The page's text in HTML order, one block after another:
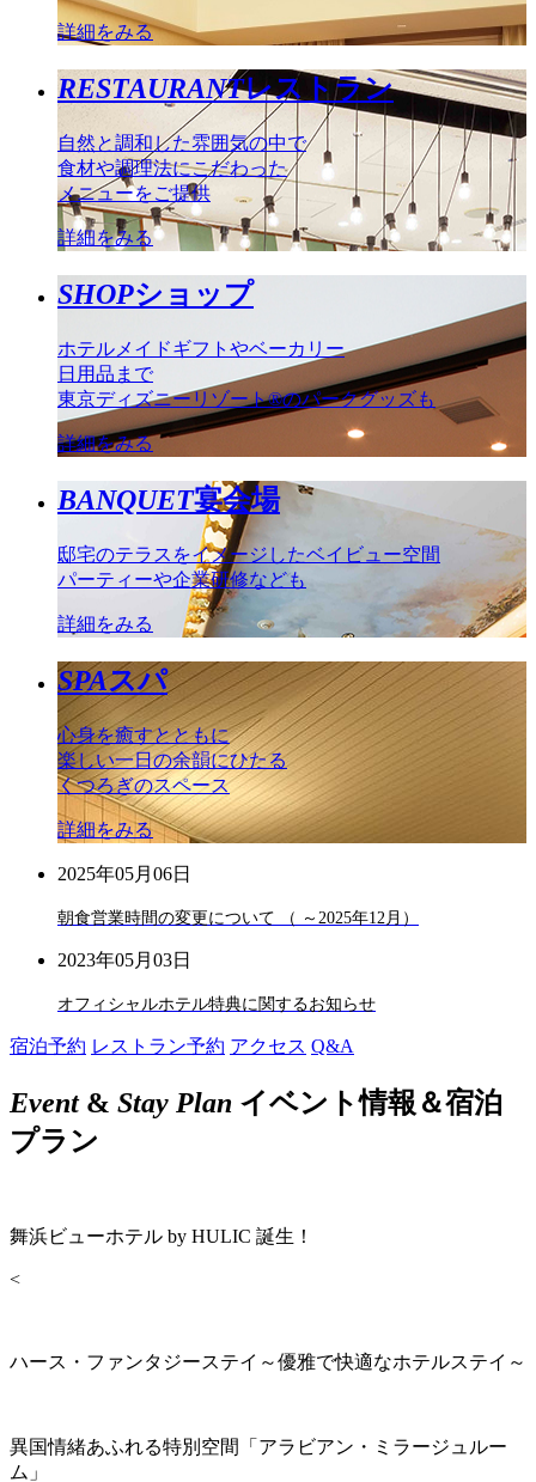
詳細をみる
RESTAURANTレストラン
自然と調和した雰囲気の中で
食材や調理法にこだわった
メニューをご提供
詳細をみる
SHOPショップ
ホテルメイドギフトやベーカリー
日用品まで
東京ディズニーリゾート®のパークグッズも
詳細をみる
BANQUET宴会場
邸宅のテラスをイメージしたベイビュー空間
パーティーや企業研修なども
詳細をみる
SPAスパ
心身を癒すとともに
楽しい一日の余韻にひたる
くつろぎのスペース
詳細をみる
2025年05月06日
朝食営業時間の変更について （ ～2025年12月）
2023年05月03日
オフィシャルホテル特典に関するお知らせ
宿泊予約 レストラン予約 アクセス Q&A
Event& Stay Plan イベント情報＆宿泊
プラン
舞浜ビューホテル by HULIC 誕生！
<
ハース・ファンタジーステイ～優雅で快適なホテルステイ～
異国情緒あふれる特別空間「アラビアン・ミラージュルー
ム」